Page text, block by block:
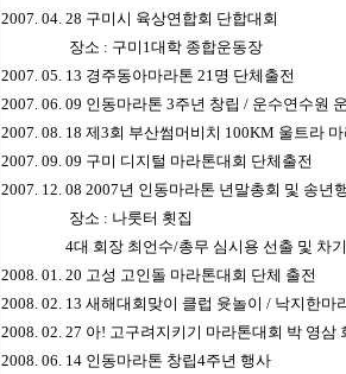
2007. 04. 28 구미시 육상연합회 단합대회
장소 : 구미1대학 종합운동장
2007. 05. 13 경주동아마라톤 21명 단체출전
2007. 06. 09 인동마라톤 3주년 창립 / 운수연수원
2007. 08. 18 제3회 부산썸머비치 100KM 울트라
2007. 09. 09 구미 디지털 마라톤대회 단체출전
2007. 12. 08 2007년 인동마라톤 년말총회 및 송년
장소 : 나룻터 횟집
4대 회장 최언수/총무 심시용 선출 및 차기
2008. 01. 20 고성 고인돌 마라톤대회 단체 출전
2008. 02. 13 새해대회맞이 클럽 윳놀이 / 낙지한마
2008. 02. 27 아! 고구려지키기 마라톤대회 박 영삼
2008. 06. 14 인동마라톤 창립4주년 행사